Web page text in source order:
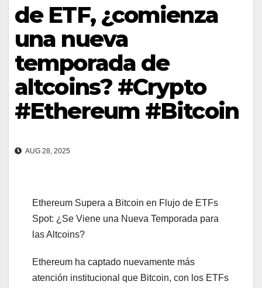
de ETF, ¿comienza
una nueva
temporada de
altcoins? #Crypto
#Ethereum #Bitcoin
AUG 28, 2025
Ethereum Supera a Bitcoin en Flujo de ETFs
Spot: ¿Se Viene una Nueva Temporada para
las Altcoins?
Ethereum ha captado nuevamente más
atención institucional que Bitcoin, con los ETFs